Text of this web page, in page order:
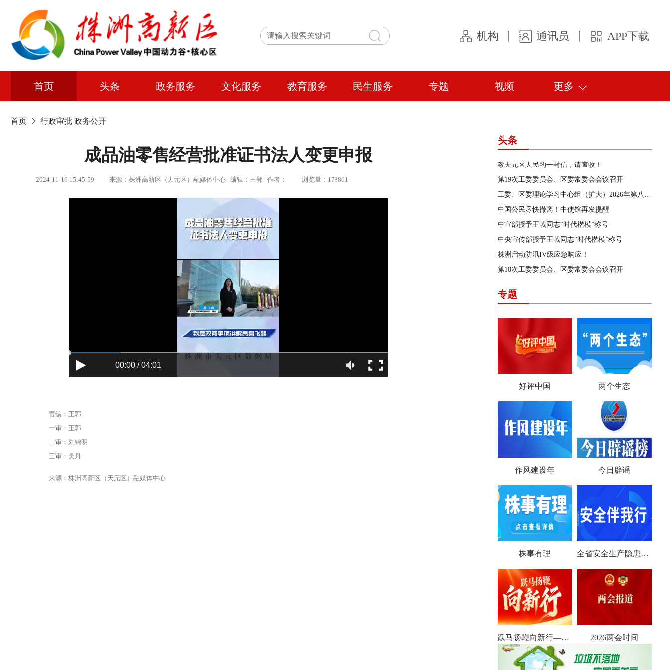
机构 通讯员 APP下载
首页 头条 政务服务 文化服务 教育服务 民生服务 专题 视频 更多
首页 行政审批 政务公开
成品油零售经营批准证书法人变更申报
2024-11-16 15:45:59 来源：株洲高新区（天元区）融媒体中心 | 编辑：王郭 | 作者： 浏览量：178861
00:00 / 04:01
责编：王郭
一审：王郭
二审：刘锦明
三审：吴丹
来源：株洲高新区（天元区）融媒体中心
头条
致天元区人民的一封信，请查收！
第19次工委委员会、区委常委会会议召开
工委、区委理论学习中心组（扩大）2026年第八次集体学习举行
中国公民尽快撤离！中使馆再发提醒
中宣部授予王戟同志“时代楷模”称号
中央宣传部授予王戟同志“时代楷模”称号
株洲启动防汛IV级应急响应！
第18次工委委员会、区委常委会会议召开
专题
好评中国 两个生态
作风建设年 今日辟谣
株事有理 全省安全生产隐患大排查大整治
跃马扬鞭向新行——聚焦2026全国两会 2026两会时间